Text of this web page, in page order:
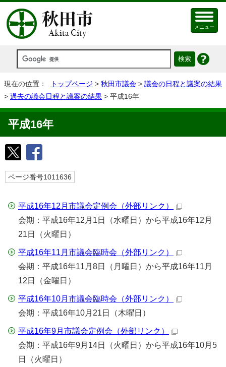
メニュー
現在の位置： トップページ > 秋田市議会 > 議会の日程と議案の結果
> 過去の議会日程と議案の結果 > 平成16年
平成16年
ページ番号1011636
平成16年12月市議会定例会 （外部リンク）
会期：平成16年12月1日（水曜日）から平成16年12月
21日（火曜日）
平成16年11月市議会臨時会 （外部リンク）
会期：平成16年11月8日（月曜日）から平成16年11月
12日（金曜日）
平成16年10月市議会臨時会 （外部リンク）
会期：平成16年10月21日（木曜日）
平成16年9月市議会定例会 （外部リンク）
会期：平成16年9月14日（火曜日）から平成16年10月5
日（火曜日）